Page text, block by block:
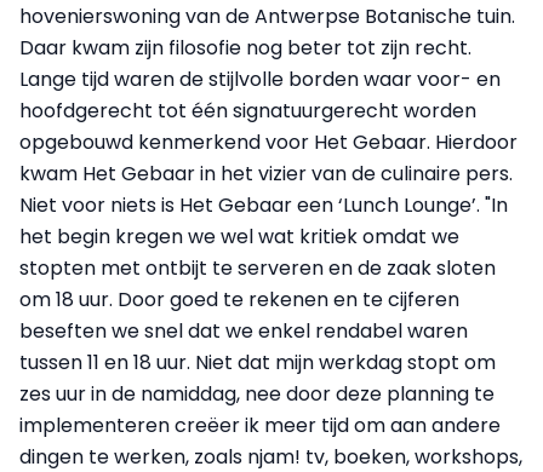
hovenierswoning van de Antwerpse Botanische tuin.
Daar kwam zijn filosofie nog beter tot zijn recht.
Lange tijd waren de stijlvolle borden waar voor- en
hoofdgerecht tot één signatuurgerecht worden
opgebouwd kenmerkend voor Het Gebaar. Hierdoor
kwam Het Gebaar in het vizier van de culinaire pers.
Niet voor niets is Het Gebaar een ‘Lunch Lounge’. "In
het begin kregen we wel wat kritiek omdat we
stopten met ontbijt te serveren en de zaak sloten
om 18 uur. Door goed te rekenen en te cijferen
beseften we snel dat we enkel rendabel waren
tussen 11 en 18 uur. Niet dat mijn werkdag stopt om
zes uur in de namiddag, nee door deze planning te
implementeren creëer ik meer tijd om aan andere
dingen te werken, zoals njam! tv, boeken, workshops,